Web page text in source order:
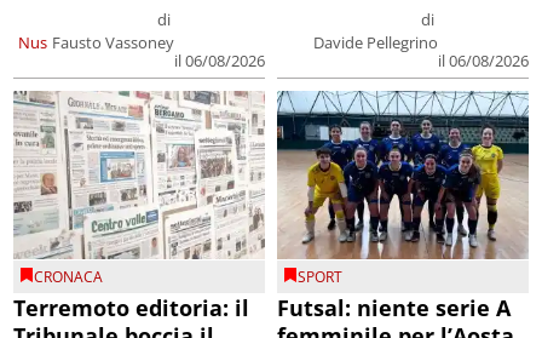
Nus
di
Fausto Vassoney
il 06/08/2026
di
Davide Pellegrino
il 06/08/2026
CRONACA
Terremoto editoria: il
SPORT
Futsal: niente serie A